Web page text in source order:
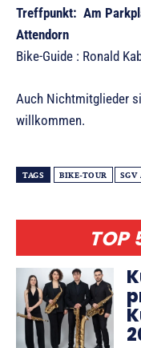
TOP
Treffpunkt: Am
Attendorn
Bike-Guide : Ronald
Auch Nichtmitglieder
willkommen.
TAGS BIKE-TOUR SGV